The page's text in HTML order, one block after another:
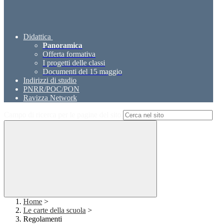
Didattica
Panoramica
Offerta formativa
I progetti delle classi
Documenti del 15 maggio
Indirizzi di studio
PNRR/POC/PON
Ravizza Network
Home >
Le carte della scuola >
Regolamenti